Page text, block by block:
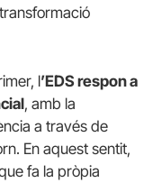
l’EDS respon a
, amb la
a través de
En aquest sentit,
fa la pròpia